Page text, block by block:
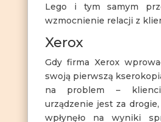
Lego i tym samym
wzmocnienie relacji z
Xerox
Gdy firma Xerox
swoją pierwszą
na problem –
urządzenie jest za
wpłynęło na wyniki